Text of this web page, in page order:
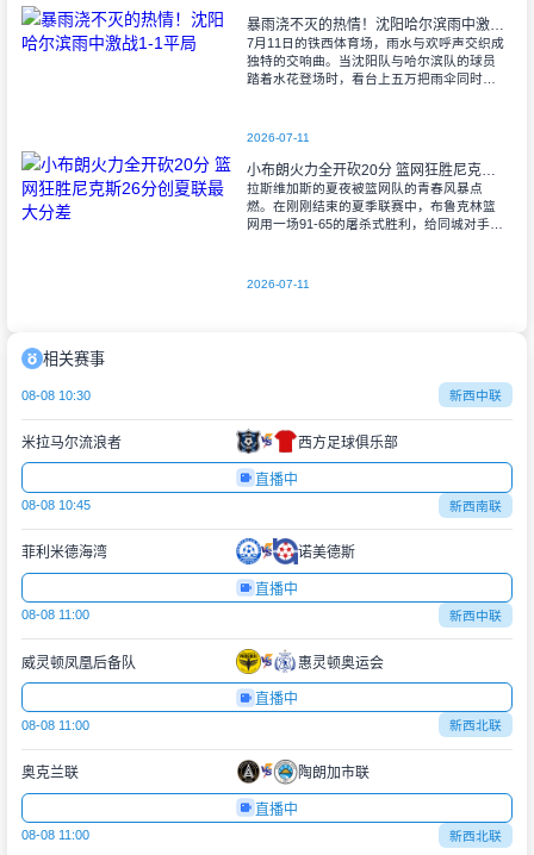
暴雨浇不灭的热情！沈阳哈尔滨雨中激战1-1平局
7月11日的铁西体育场，雨水与欢呼声交织成
独特的交响曲。当沈阳队与哈尔滨队的球员
踏着水花登场时，看台上五万把雨伞同时收
2026-07-11
小布朗火力全开砍20分 篮网狂胜尼克斯26分创夏联最大分差
拉斯维加斯的夏夜被篮网队的青春风暴点
燃。在刚刚结束的夏季联赛中，布鲁克林篮
网用一场91-65的屠杀式胜利，给同城对手尼
2026-07-11
相关赛事
08-08 10:30 新西中联
米拉马尔流浪者 西方足球俱乐部
直播中
08-08 10:45 新西南联
菲利米德海湾 诺美德斯
直播中
08-08 11:00 新西中联
威灵顿凤凰后备队 惠灵顿奥运会
直播中
08-08 11:00 新西北联
奥克兰联 陶朗加市联
直播中
08-08 11:00 新西北联